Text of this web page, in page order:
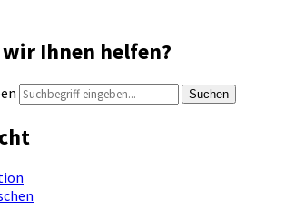
Ihnen helfen?
Suchen